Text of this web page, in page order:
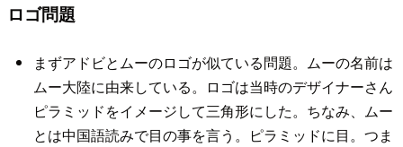
ロゴ問題
まずアドビとムーのロゴが似ている問題。ムーの名前は
ムー大陸に由来している。ロゴは当時のデザイナーさん
ピラミッドをイメージして三角形にした。ちなみ、ムー
とは中国語読みで目の事を言う。ピラミッドに目。つま